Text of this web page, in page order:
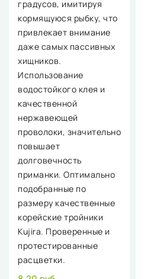
градусов, имитируя
кормящуюся рыбку, что
привлекает внимание
даже самых пассивных
хищников.
Использование
водостойкого клея и
качественной
нержавеющей
проволоки, значительно
повышает
долговечность
приманки. Оптимально
подобранные по
размеру качественные
корейские тройники
Kujira. Проверенные и
протестированные
расцветки.